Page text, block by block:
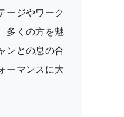
ージやワーク
多くの方を魅
ンとの息の合
ーマンスに大